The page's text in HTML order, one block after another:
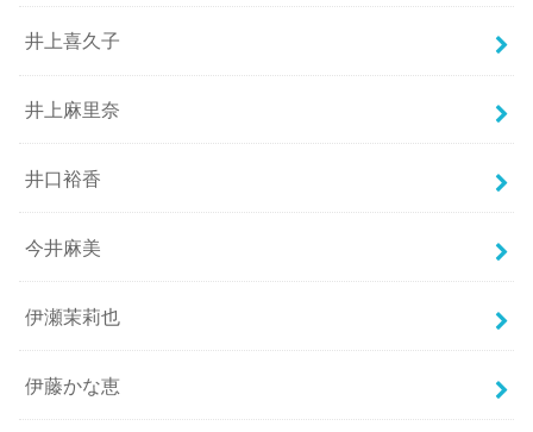
井上喜久子
井上麻里奈
井口裕香
今井麻美
伊瀬茉莉也
伊藤かな恵